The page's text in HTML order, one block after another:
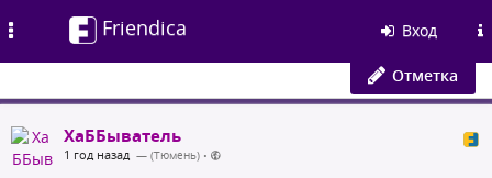
Friendica Вход
Отметка
ХаББыватель
1 год назад — (Тюмень) •